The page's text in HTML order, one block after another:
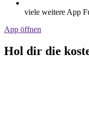
viele weitere App
App öffnen
Hol dir die